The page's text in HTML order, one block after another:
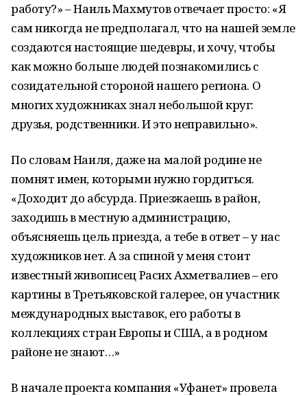
работу?» – Наиль Махмутов отвечает просто: «Я
сам никогда не предполагал, что на нашей земле
создаются настоящие шедевры, и хочу, чтобы
как можно больше людей познакомились с
созидательной стороной нашего региона. О
многих художниках знал небольшой круг:
друзья, родственники. И это неправильно».
По словам Наиля, даже на малой родине не
помнят имен, которыми нужно гордиться.
«Доходит до абсурда. Приезжаешь в район,
заходишь в местную администрацию,
объясняешь цель приезда, а тебе в ответ – у нас
художников нет. А за спиной у меня стоит
известный живописец Расих Ахметвалиев – его
картины в Третьяковской галерее, он участник
международных выставок, его работы в
коллекциях стран Европы и США, а в родном
районе не знают…»
В начале проекта компания «Уфанет» провела